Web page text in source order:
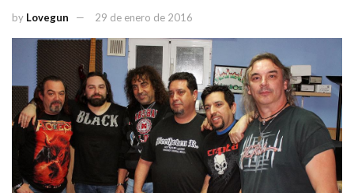
by Lovegun 29 de enero de 2016